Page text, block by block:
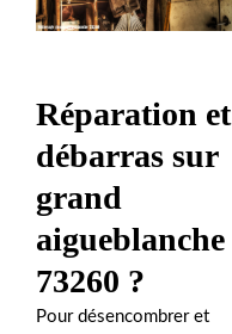
Réparation et
débarras sur
grand
aigueblanche
73260 ?
Pour désencombrer et